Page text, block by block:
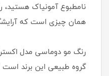
نامطبوع آمونیاک هستید،
همان چیزی است که
گروه طبیعی این برند است